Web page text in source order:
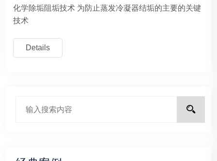
化学除垢阻垢技术 为防止蒸发冷凝器结垢的主要的关键
技术
Details